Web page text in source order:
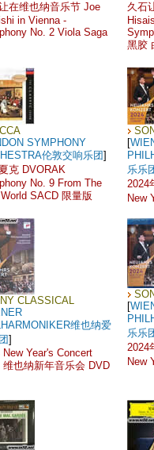
在维也纳音乐节 Joe
in Vienna -
No. 2 Viola Saga
久石
黑胶
SYMPHONY
伦敦交响乐团]
克 DVORAK
No. 9 From The
World SACD 限量版
[
乐乐
2024
New
CLASSICAL
维也纳爱
]
New Year's Concert
维也纳新年音乐会 DVD
[
乐乐
2024
New